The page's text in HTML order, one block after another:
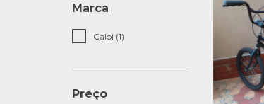
Marca
Caloi (1)
Preço